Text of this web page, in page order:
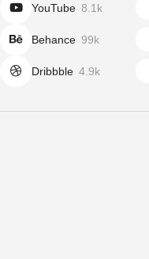
YouTube 8.1k
Behance 99k
Dribbble 4.9k